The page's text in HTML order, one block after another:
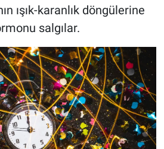
ışık-karanlık döngülerine
salgılar.